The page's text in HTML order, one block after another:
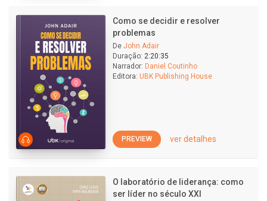
Como se decidir e resolver
problemas
De John Adair
Duração: 2:20:35
Narrador: Daniel Coutinho
Editora: UBK Publishing House
PREVIEW ver detalhes
O laboratório de liderança: como
ser líder no século XXI